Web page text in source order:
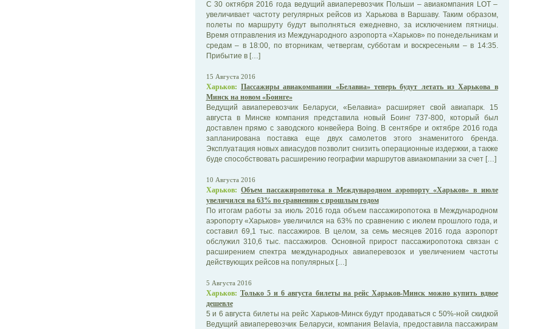
C 30 октября 2016 года ведущий авиаперевозчик Польши – авиакомпания LOT –
увеличивает частоту регулярных рейсов из Харькова в Варшаву. Таким образом,
полеты по маршруту будут выполняться ежедневно, за исключением пятницы.
Время отправления из Международного аэропорта «Харьков» по понедельникам и
средам – в 18:00, по вторникам, четвергам, субботам и воскресеньям – в 14:35.
Прибытие в […]
15 Августа 2016
Харьков: Пассажиры авиакомпании «Белавиа» теперь будут летать из Харькова в
Минск на новом «Боинге»
Ведущий авиаперевозчик Беларуси, «Белавиа» расширяет свой авиапарк. 15
августа в Минске компания представила новый Боинг 737-800, который был
доставлен прямо с заводского конвейера Boing. В сентябре и октябре 2016 года
запланирована поставка еще двух самолетов этого знаменитого бренда.
Эксплуатация новых авиасудов позволит снизить операционные издержки, а также
буде способствовать расширению географии маршрутов авиакомпании за счет […]
10 Августа 2016
Харьков: Объем пассажиропотока в Международном аэропорту «Харьков» в июле
увеличился на 63% по сравнению с прошлым годом
По итогам работы за июль 2016 года объем пассажиропотока в Международном
аэропорту «Харьков» увеличился на 63% по сравнению с июлем прошлого года, и
составил 69,1 тыс. пассажиров. В целом, за семь месяцев 2016 года аэропорт
обслужил 310,6 тыс. пассажиров. Основной прирост пассажиропотока связан с
расширением спектра международных авиаперевозок и увеличением частоты
действующих рейсов на популярных […]
5 Августа 2016
Харьков: Только 5 и 6 августа билеты на рейс Харьков-Минск можно купить вдвое
дешевле
5 и 6 августа билеты на рейс Харьков-Минск будут продаваться с 50%-ной скидкой
Ведущий авиаперевозчик Беларуси, компания Belavia, предоставила пассажирам